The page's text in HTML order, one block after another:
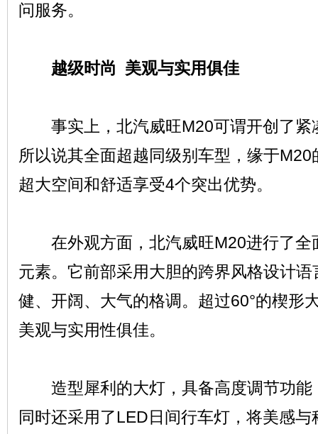
问服务。
越级时尚 美观与实用俱佳
事实上，北汽威旺M20可谓开创了紧
所以说其全面超越同级别车型，缘于
超大空间和舒适享受4个突出优势。
在外观方面，北汽威旺M20进行了全
元素。它前部采用大胆的跨界风格设计
健、开阔、大气的格调。超过60°的楔形
美观与实用性俱佳。
造型犀利的大灯，具备高度调节功能
同时还采用了LED日间行车灯，将美感